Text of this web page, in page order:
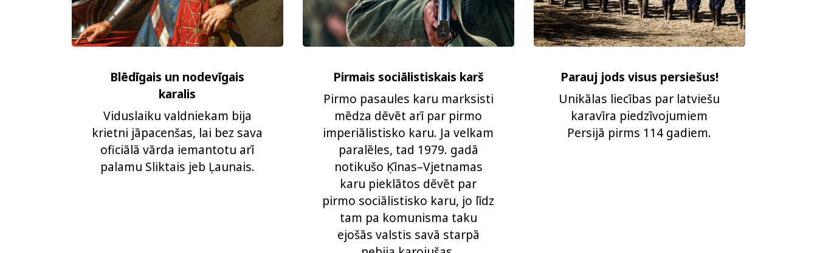
Blēdīgais un nodevīgais
karalis
Viduslaiku valdniekam bija
krietni jāpacenšas, lai bez sava
oficiālā vārda iemantotu arī
palamu Sliktais jeb Ļaunais.
Pirmais sociālistiskais karš
Pirmo pasaules karu marksisti
mēdza dēvēt arī par pirmo
imperiālistisko karu. Ja velkam
paralēles, tad 1979. gadā
notikušo Ķīnas–Vjetnamas
karu pieklātos dēvēt par
pirmo sociālistisko karu, jo līdz
tam pa komunisma taku
ejošās valstis savā starpā
Parauj jods visus persiešus!
Unikālas liecības par latviešu
karavīra piedzīvojumiem
Persijā pirms 114 gadiem.